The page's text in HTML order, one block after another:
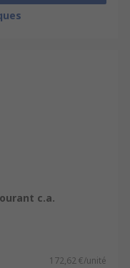
c.a.
172,62 €/unité